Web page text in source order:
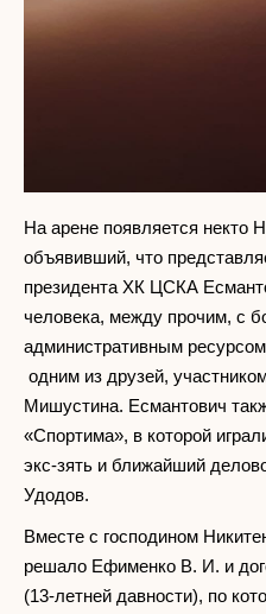
На арене появляется некто
объявивший, что
президента ХК ЦСКА
человека, между прочим, с
административным
одним из друзей,
Мишустина. Есмантович
«Спортима», в которой
экс-зять и ближайший
Удодов.
Вместе с господином
решало Ефименко В. И. и
(13-летней давности), по